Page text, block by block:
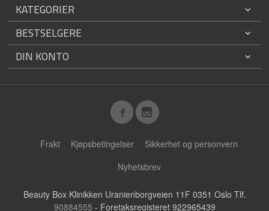
KATEGORIER
BESTSELGERE
DIN KONTO
Frakt Kjøpsbetingelser
Sikkerhet og personvern
Nyhetsbrev
Beauty Box Klinikken Uranienborgveien 11F 0351 Oslo Tlf.
90884555 - Foretaksregisteret 922965439